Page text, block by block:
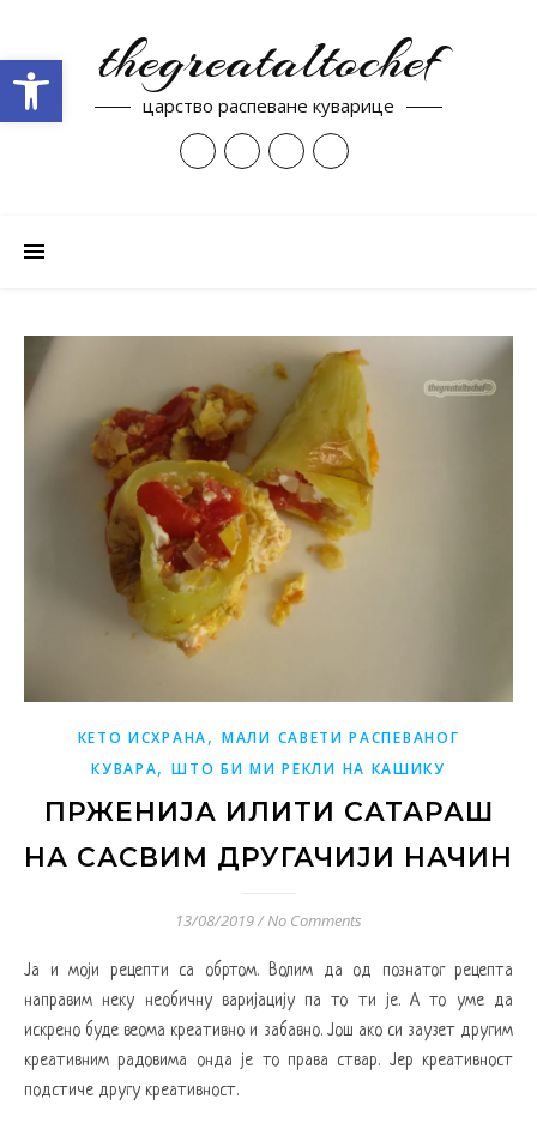
thegreataltochef
царство распеване куварице
КЕТО ИСХРАНА, МАЛИ САВЕТИ РАСПЕВАНОГ
КУВАРА,ШТО БИ МИ РЕКЛИ НА КАШИКУ
ПРЖЕНИЈА ИЛИТИ САТАРАШ
НА САСВИМ ДРУГАЧИЈИ НАЧИН
13/08/2019/No Comments
Ја и моји рецепти са обртом. Волим да од познатог рецепта
направим неку необичну варијацију па то ти је. А то уме да
искрено буде веома креативно и забавно. Још ако си заузет другим
креативним радовима онда је то права ствар. Јер креативност
подстиче другу креативност.
Open toolbar